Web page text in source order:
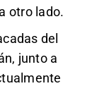
otro lado.
del
junto a